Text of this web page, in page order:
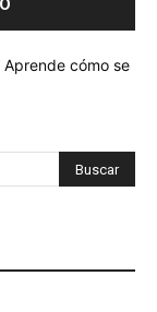
Aprende cómo se